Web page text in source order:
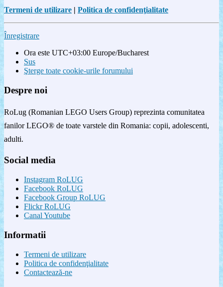
Termeni de utilizare | Politica de confidenţialitate
Înregistrare
Ora este UTC+03:00 Europe/Bucharest
Sus
Şterge toate cookie-urile forumului
Despre noi
RoLug (Romanian LEGO Users Group) reprezinta comunitatea
fanilor LEGO® de toate varstele din Romania: copii, adolescenti,
adulti.
Social media
Instagram RoLUG
Facebook RoLUG
Facebook Group RoLUG
Flickr RoLUG
Canal Youtube
Informatii
Termeni de utilizare
Politica de confidenţialitate
Contactează-ne